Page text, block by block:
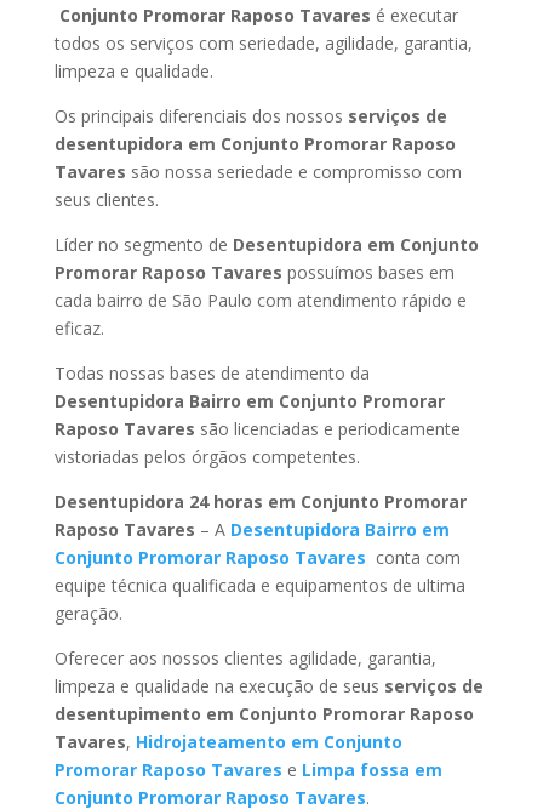
Conjunto Promorar Raposo Tavares é executar
todos os serviços com seriedade, agilidade, garantia,
limpeza e qualidade.
Os principais diferenciais dos nossos serviços de
desentupidora em Conjunto Promorar Raposo
Tavares são nossa seriedade e compromisso com
seus clientes.
Líder no segmento de Desentupidora em Conjunto
Promorar Raposo Tavares possuímos bases em
cada bairro de São Paulo com atendimento rápido e
eficaz.
Todas nossas bases de atendimento da
Desentupidora Bairro em Conjunto Promorar
Raposo Tavares são licenciadas e periodicamente
vistoriadas pelos órgãos competentes.
Desentupidora 24 horas em Conjunto Promorar
Raposo Tavares – A Desentupidora Bairro em
Conjunto Promorar Raposo Tavares conta com
equipe técnica qualificada e equipamentos de ultima
geração.
Oferecer aos nossos clientes agilidade, garantia,
limpeza e qualidade na execução de seus serviços de
desentupimento em Conjunto Promorar Raposo
Tavares, Hidrojateamento em Conjunto
Promorar Raposo Tavares e Limpa fossa em
Conjunto Promorar Raposo Tavares.